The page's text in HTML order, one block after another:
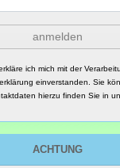
anmelden
ich mich mit der
einverstanden. Sie
hierzu finden Sie in
ACHTUNG